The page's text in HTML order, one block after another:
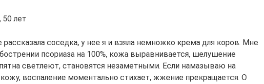
50 лет
соседка, у нее я и взяла немножко крема для коров. Мне
псориаза на 100%, кожа выравнивается, шелушение
светлеют, становятся незаметными. Если намазываю на
воспаление моментально стихает, жжение прекращается. О